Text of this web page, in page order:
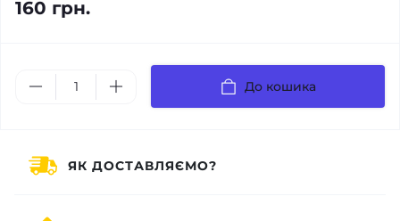
160 грн.
До кошика
ЯК ДОСТАВЛЯЄМО?